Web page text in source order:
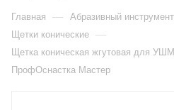
Главная — Абразивный инструмент
Щетки конические —
Щетка коническая жгутовая для
ПрофОснастка Мастер